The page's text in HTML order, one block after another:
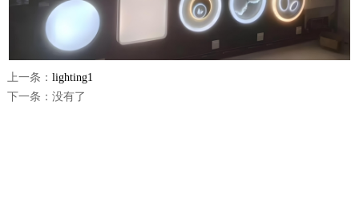
上一条： lighting1
下一条：没有了